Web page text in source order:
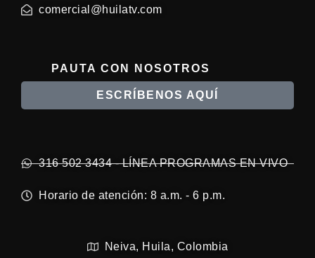
comercial@huilatv.com
PAUTA CON NOSOTROS
ESCRÍBENOS AQUÍ
316 502 3434 - LÍNEA PROGRAMAS EN VIVO
Horario de atención: 8 a.m. - 6 p.m.
Neiva, Huila, Colombia